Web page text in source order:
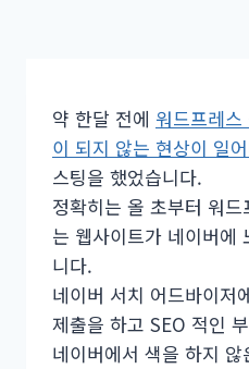
약 한달 전에 워드프레
이 되지 않는 현상이 일
스팅을 했었습니다.
정확히는 올 초부터 워
는 웹사이트가 네이버에
니다.
네이버 서치 어드바이저
제출을 하고 SEO 적인
네이버에서 색을 하지